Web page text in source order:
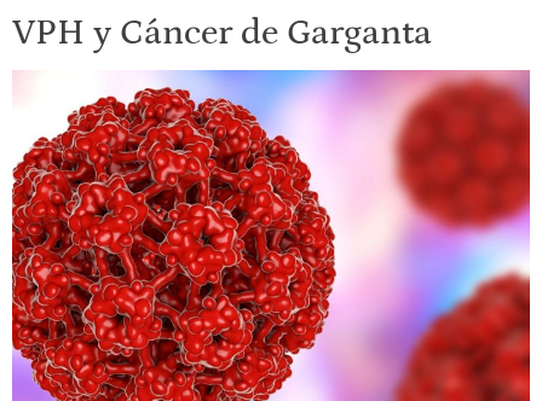
VPH y Cáncer de Garganta